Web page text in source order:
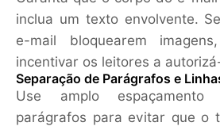
inclua um texto envolvente.
e-mail bloquearem
incentivar os leitores a
Separação de Parágrafos e
Use amplo
parágrafos para evitar que o